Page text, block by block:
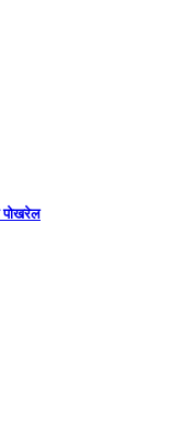
पोखरेल